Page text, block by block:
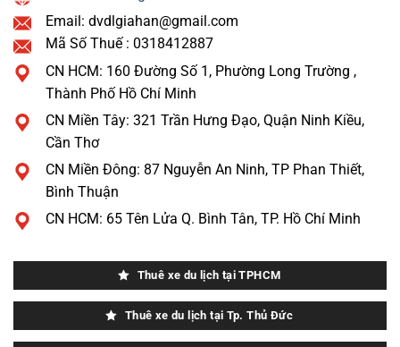
Email: dvdlgiahan@gmail.com
Mã Số Thuế : 0318412887
CN HCM: 160 Đường Số 1, Phường Long Trường ,
Thành Phố Hồ Chí Minh
CN Miền Tây: 321 Trần Hưng Đạo, Quận Ninh Kiều,
Cần Thơ
CN Miền Đông: 87 Nguyễn An Ninh, TP Phan Thiết,
Bình Thuận
CN HCM: 65 Tên Lửa Q. Bình Tân, TP. Hồ Chí Minh
Thuê xe du lịch tại TPHCM
Thuê xe du lịch tại Tp. Thủ Đức